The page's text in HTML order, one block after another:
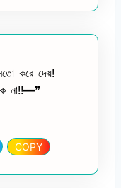
করে দেয়!
না!!━❞
COPY